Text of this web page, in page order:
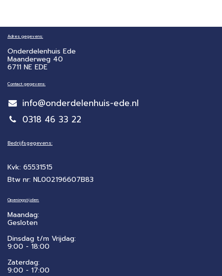
Adres gegevens:
Onderdelenhuis Ede
Maanderweg 40
6711 NE EDE
Contact gegevens:
info@onderdelenhuis-ede.nl
0318 46 33 22
Bedrijfsgegevens:
Kvk: 65531515
Btw nr: NL002196607B83
Openingstijden:
Maandag:
Gesloten
Dinsdag t/m Vrijdag:
9:00 - 18:00
Zaterdag:
​9:00 - 17:00